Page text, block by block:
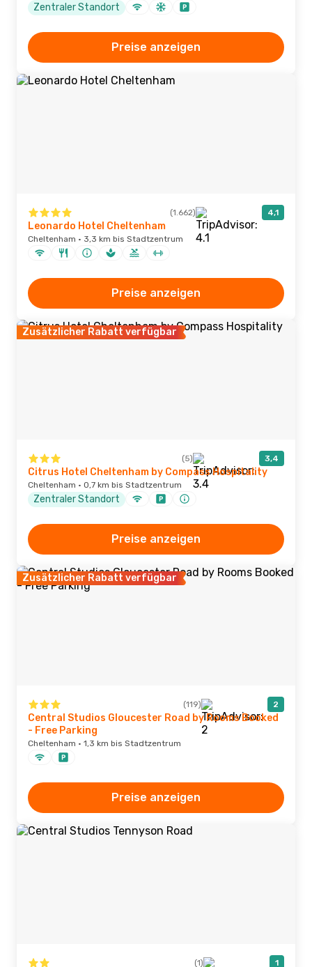
Zentraler Standort
Preise anzeigen
(1.662) 4,1
Leonardo Hotel Cheltenham
Cheltenham · 3,3 km bis Stadtzentrum
Preise anzeigen
Zusätzlicher Rabatt verfügbar
(5) 3,4
Citrus Hotel Cheltenham by Compass Hospitality
Cheltenham · 0,7 km bis Stadtzentrum
Zentraler Standort
Preise anzeigen
Zusätzlicher Rabatt verfügbar
(119) 2
Central Studios Gloucester Road by Rooms Booked
- Free Parking
Cheltenham · 1,3 km bis Stadtzentrum
Preise anzeigen
(1) 1